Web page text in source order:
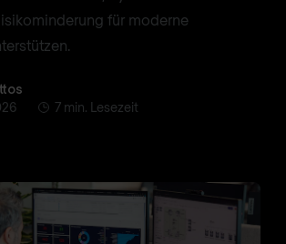
für moderne
7 min. Lesezeit